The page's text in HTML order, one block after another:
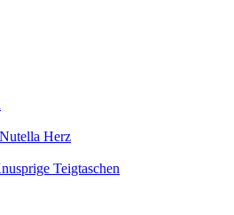
Herz
Teigtaschen